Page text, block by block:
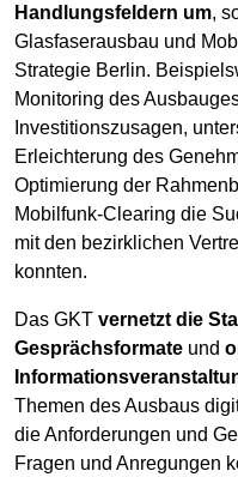
Handlungsfeldern um,
Glasfaserausbau und
Strategie Berlin.
Monitoring des
Investitionszusagen,
Erleichterung des
Optimierung der
Mobilfunk-Clearing die
mit den bezirklichen
konnten.
Das GKT vernetzt die
Gesprächsformate und
Themen des Ausbaus
die Anforderungen und
Fragen und Anregungen